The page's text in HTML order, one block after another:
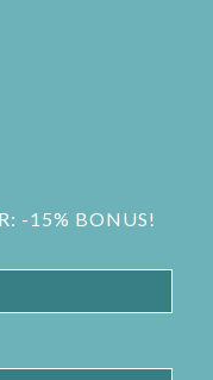
-15% BONUS!